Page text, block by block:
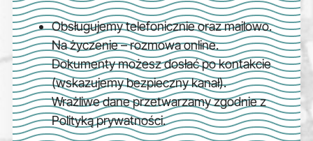
Obsługujemy telefonicznie oraz mailowo.
Na życzenie – rozmowa online.
Dokumenty możesz dosłać po kontakcie
(wskazujemy bezpieczny kanał).
Wrażliwe dane przetwarzamy zgodnie z
Polityką prywatności.